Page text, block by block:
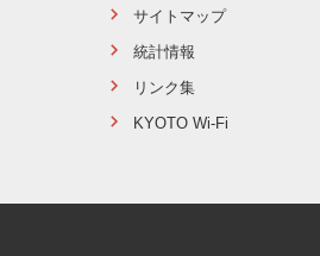
サイトマップ
統計情報
リンク集
KYOTO Wi-Fi